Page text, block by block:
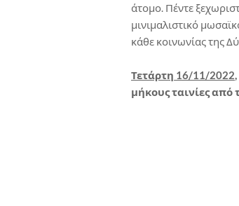
άτομο. Πέντε
μινιμαλιστικό
κάθε κοινωνίας της
Τετάρτη 16/11/2022
μήκους ταινίες από